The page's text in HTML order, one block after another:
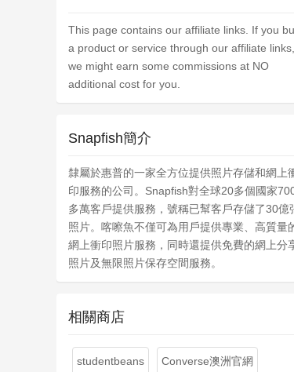
This page contains our affiliate links. If you
a product or service through our affiliate links,
we might earn some commissions at NO
additional cost for you.
Snapfish簡介
隸屬於惠普的一家全方位提供照片存儲和網上
印服務的公司。Snapfish對全球20多個國家
多萬客戶提供服務，號稱已幫客戶存儲了30億
照片。喀嚓魚不僅可為用戶提供專業、高質量
網上衝印照片服務，同時還提供免費的網上分
照片及無限照片保存空間服務。
相關商店
studentbeans Converse澳洲官網